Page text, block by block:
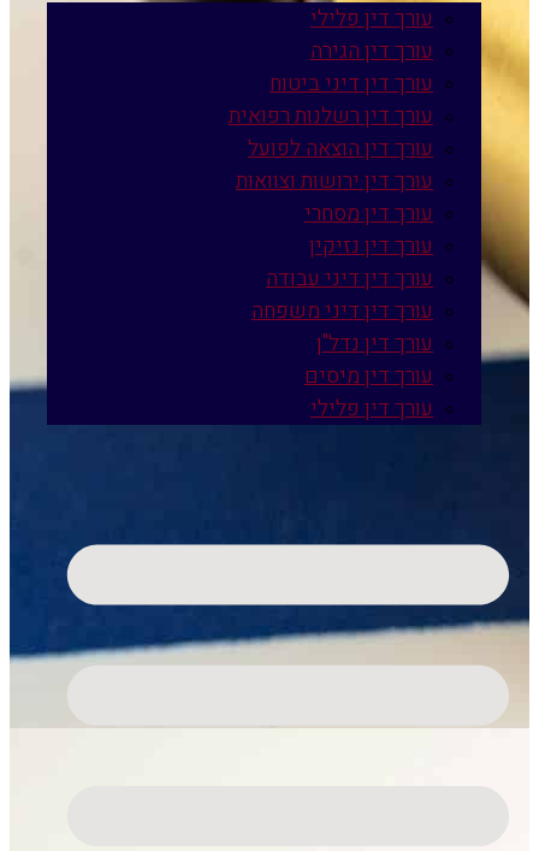
עורך דין פלילי
עורך דין הגירה
עורך דין דיני ביטוח
עורך דין רשלנות רפואית
עורך דין הוצאה לפועל
עורך דין ירושות וצוואות
עורך דין מסחרי
עורך דין נזיקין
עורך דין דיני עבודה
עורך דין דיני משפחה
עורך דין נדל"ן
עורך דין מיסים
עורך דין פלילי